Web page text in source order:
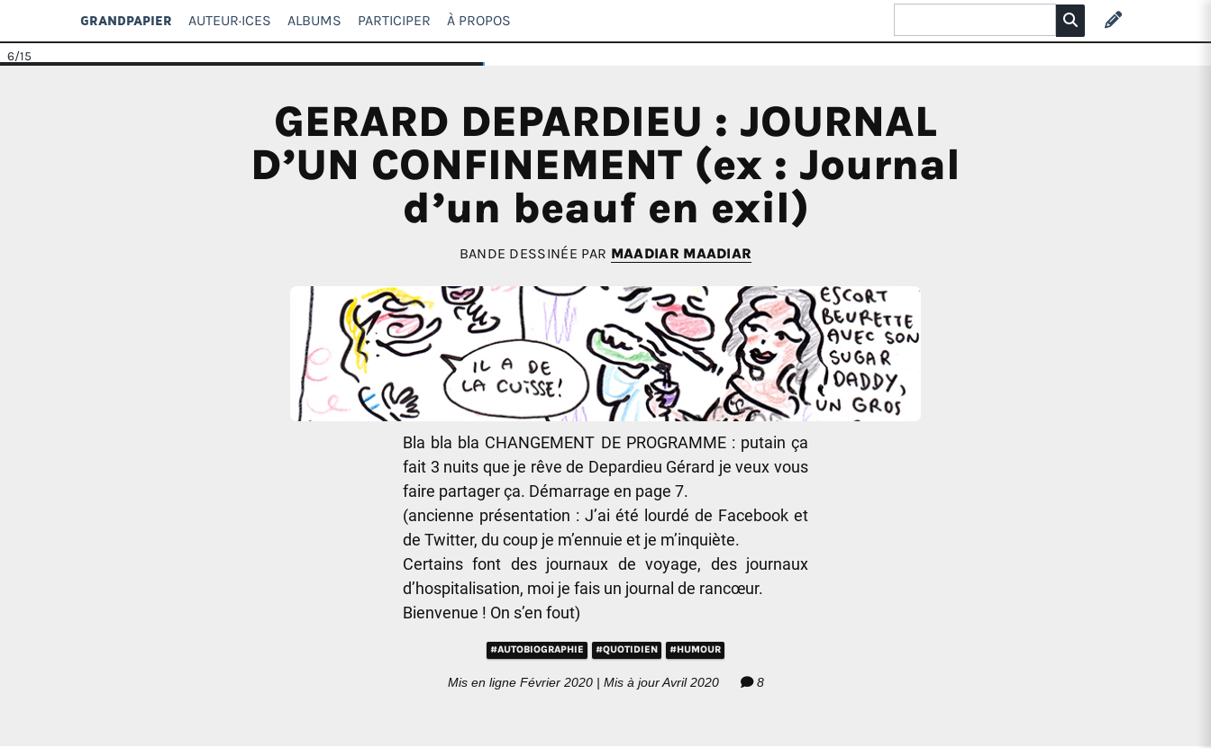
GRANDPAPIER AUTEUR·ICES ALBUMS PARTICIPER À PROPOS
6/15
GERARD DEPARDIEU : JOURNAL
D’UN CONFINEMENT (ex : Journal
d’un beauf en exil)
BANDE DESSINÉE PAR MAADIAR MAADIAR
Bla bla bla CHANGEMENT DE PROGRAMME : putain ça
fait 3 nuits que je rêve de Depardieu Gérard je veux vous
faire partager ça. Démarrage en page 7.
(ancienne présentation : J’ai été lourdé de Facebook et
de Twitter, du coup je m’ennuie et je m’inquiète.
Certains font des journaux de voyage, des journaux
d’hospitalisation, moi je fais un journal de rancœur.
Bienvenue ! On s’en fout)
#AUTOBIOGRAPHIE #QUOTIDIEN #HUMOUR
Mis en ligne Février 2020 | Mis à jour Avril 2020 8